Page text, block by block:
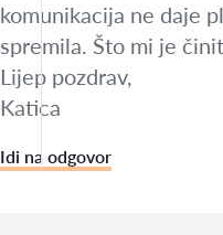
komunikacija ne daje
spremila. Što mi je
Lijep pozdrav,
Katica
Idi na odgovor